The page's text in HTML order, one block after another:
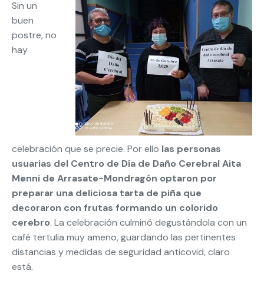
Sin un
buen
postre, no
hay
celebración que se precie. Por ello las personas
usuarias del Centro de Día de Daño Cerebral Aita
Menni de Arrasate-Mondragón optaron por
preparar una deliciosa tarta de piña que
decoraron con frutas formando un colorido
cerebro. La celebración culminó degustándola con un
café tertulia muy ameno, guardando las pertinentes
distancias y medidas de seguridad anticovid, claro
está.